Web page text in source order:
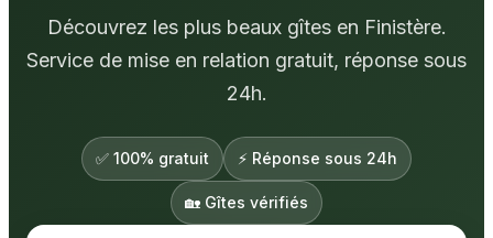
Découvrez les plus beaux gîtes en Finistère.
Service de mise en relation gratuit, réponse sous
24h.
✅ 100% gratuit ⚡ Réponse sous 24h
🏡 Gîtes vérifiés